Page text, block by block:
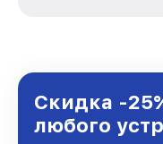
Нижнем
уровень
клиентов.
Скидка -
любого